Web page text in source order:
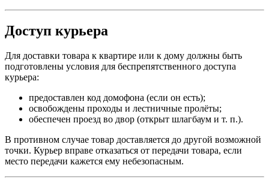
Доступ курьера
Для доставки товара к квартире или к дому должны быть
подготовлены условия для беспрепятственного доступа
курьера:
предоставлен код домофона (если он есть);
освобождены проходы и лестничные пролёты;
обеспечен проезд во двор (открыт шлагбаум и т. п.).
В противном случае товар доставляется до другой возможной
точки. Курьер вправе отказаться от передачи товара, если
место передачи кажется ему небезопасным.